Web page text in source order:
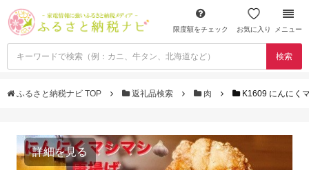
限度額をチェック お気に入り メニュー
検索
ふるさと納税ナビ TOP 返礼品検索 肉 K1609 にんにく
詳細を見る